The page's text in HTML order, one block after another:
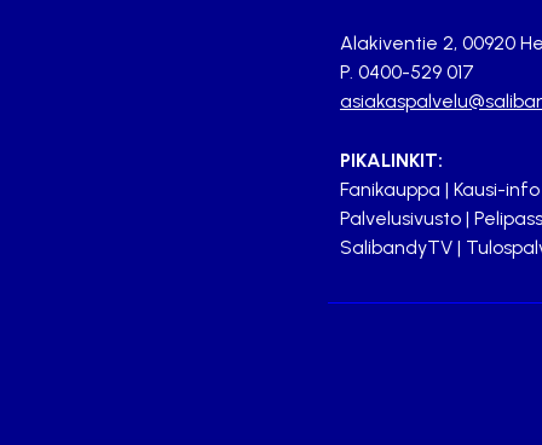
Alakiventie 2, 00920
P. 0400-529 017
PIKALINKIT:
Fanikauppa | Kausi-info
Palvelusivusto |
SalibandyTV |